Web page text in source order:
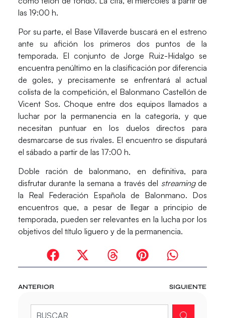
las 19:00 h.
Por su parte, el Base Villaverde buscará en el estreno
ante su afición los primeros dos puntos de la
temporada. El conjunto de Jorge Ruiz-Hidalgo se
encuentra penúltimo en la clasificación por diferencia
de goles, y precisamente se enfrentará al actual
colista de la competición, el Balonmano Castellón de
Vicent Sos. Choque entre dos equipos llamados a
luchar por la permanencia en la categoría, y que
necesitan puntuar en los duelos directos para
desmarcarse de sus rivales. El encuentro se disputará
el sábado a partir de las 17:00 h.
Doble ración de balonmano, en definitiva, para
disfrutar durante la semana a través del streamingde
la Real Federación Española de Balonmano. Dos
encuentros que, a pesar de llegar a principio de
temporada, pueden ser relevantes en la lucha por los
objetivos del título liguero y de la permanencia.
ANTERIOR SIGUIENTE